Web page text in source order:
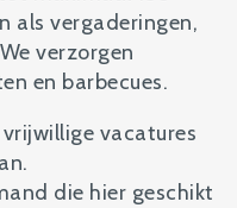
als vergaderingen,
verzorgen
en barbecues.
vacatures
die hier geschikt